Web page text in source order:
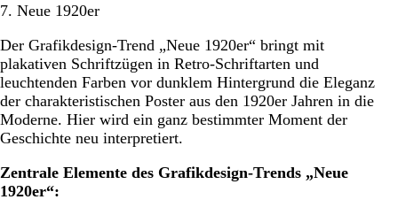
7. Neue 1920er
Der Grafikdesign-Trend „Neue 1920er“ bringt mit
plakativen Schriftzügen in Retro-Schriftarten und
leuchtenden Farben vor dunklem Hintergrund die Eleganz
der charakteristischen Poster aus den 1920er Jahren in die
Moderne. Hier wird ein ganz bestimmter Moment der
Geschichte neu interpretiert.
Zentrale Elemente des Grafikdesign-Trends „Neue
1920er“: